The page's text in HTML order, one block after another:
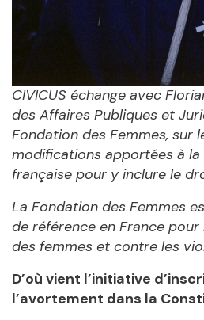
CIVICUS échange avec
des Affaires Publiques et
Fondation des Femmes, sur
modifications apportées à
française pour y inclure le
La Fondation des Femmes
de référence en France
des femmes et contre les
D’où vient l’initiative
l’avortement dans la